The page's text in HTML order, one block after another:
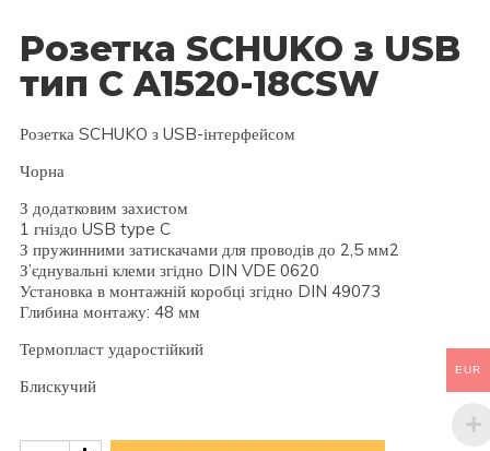
Розетка SСHUKO з USB
тип C A1520-18CSW
Розетка SCHUKO з USB-інтерфейсом
Чорна
З додатковим захистом
1 гніздо USB type C
З пружинними затискачами для проводів до 2,5 мм2
З’єднувальні клеми згідно DIN VDE 0620
Установка в монтажній коробці згідно DIN 49073
Глибина монтажу: 48 мм
Термопласт ударостійкий
Блискучий
EUR